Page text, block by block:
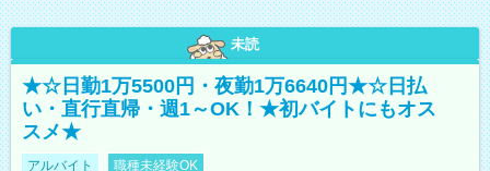
未読
★☆日勤1万5500円・夜勤1万6640円★☆日払
い・直行直帰・週1～OK！★初バイトにもオス
スメ★
アルバイト 職種未経験OK